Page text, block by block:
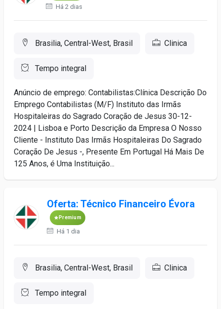
Há 2 dias
Brasilia, Central-West, Brasil Clinica
Tempo integral
Anúncio de emprego: Contabilistas:Clínica Descrição Do
Emprego Contabilistas (M/F) Instituto das Irmãs
Hospitaleiras do Sagrado Coração de Jesus 30-12-
2024 | Lisboa e Porto Descrição da Empresa O Nosso
Cliente - Instituto Das Irmãs Hospitaleiras Do Sagrado
Coração De Jesus -, Presente Em Portugal Há Mais De
125 Anos, é Uma Instituição...
Oferta: Técnico Financeiro Évora
Premium
Há 1 dia
Brasilia, Central-West, Brasil Clinica
Tempo integral